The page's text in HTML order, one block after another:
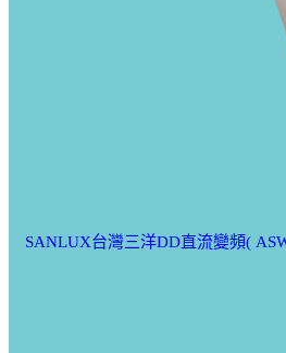
SANLUX台灣三洋DD直流變頻(